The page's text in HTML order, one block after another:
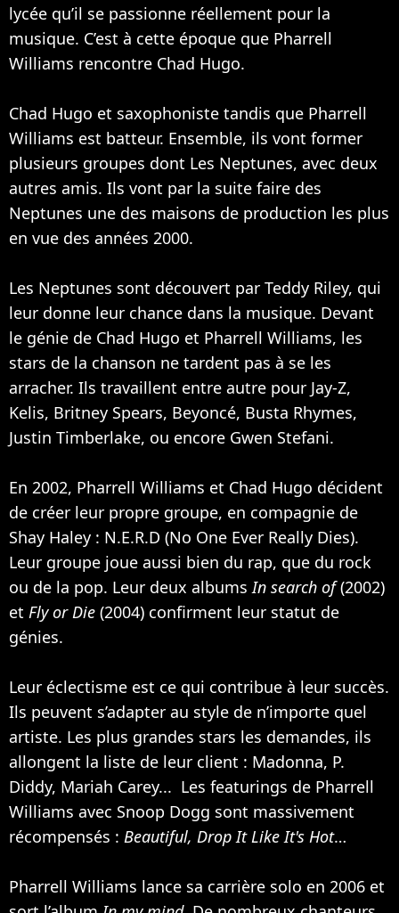
lycée qu’il se passionne réellement pour la
musique. C’est à cette époque que Pharrell
Williams rencontre Chad Hugo.
Chad Hugo et saxophoniste tandis que Pharrell
Williams est batteur. Ensemble, ils vont former
plusieurs groupes dont Les Neptunes, avec deux
autres amis. Ils vont par la suite faire des
Neptunes une des maisons de production les plus
en vue des années 2000.
Les Neptunes sont découvert par Teddy Riley, qui
leur donne leur chance dans la musique. Devant
le génie de Chad Hugo et Pharrell Williams, les
stars de la chanson ne tardent pas à se les
arracher. Ils travaillent entre autre pour Jay-Z,
Kelis, Britney Spears, Beyoncé, Busta Rhymes,
Justin Timberlake, ou encore Gwen Stefani.
En 2002, Pharrell Williams et Chad Hugo décident
de créer leur propre groupe, en compagnie de
Shay Haley : N.E.R.D (No One Ever Really Dies).
Leur groupe joue aussi bien du rap, que du rock
ou de la pop. Leur deux albumsIn search of(2002)
et Fly or Die (2004) confirment leur statut de
génies.
Leur éclectisme est ce qui contribue à leur succès.
Ils peuvent s’adapter au style de n’importe quel
artiste. Les plus grandes stars les demandes, ils
allongent la liste de leur client : Madonna, P.
Diddy, Mariah Carey... Les featurings de Pharrell
Williams avec Snoop Dogg sont massivement
récompensés : Beautiful, Drop It Like It's Hot…
Pharrell Williams lance sa carrière solo en 2006 et